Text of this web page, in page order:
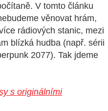
V tomto článku
věnovat hrám,
rádiových stanic, mezi
blízká hudba (např. sérii
2077). Tak jdeme
s originálními